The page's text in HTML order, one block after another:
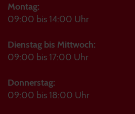
Montag:
09:00 bis 14:00 Uhr
Dienstag bis Mittwoch:
09:00 bis 17:00 Uhr
Donnerstag:
09:00 bis 18:00 Uhr